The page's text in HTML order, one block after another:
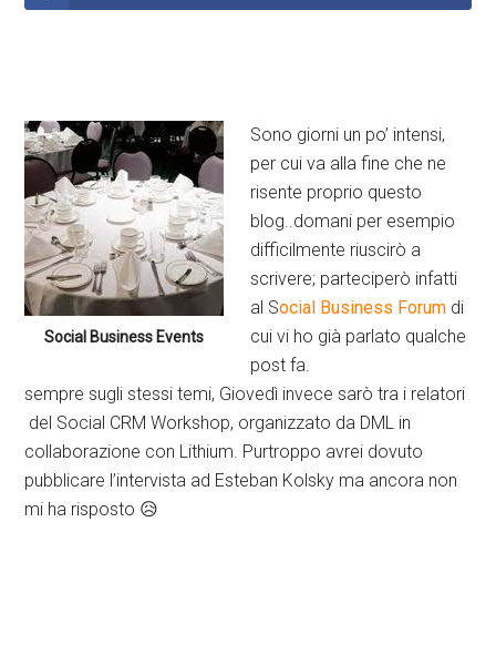
Social Business Events
Sono giorni un po’ intensi,
per cui va alla fine che ne
risente proprio questo
blog..domani per esempio
difficilmente riuscirò a
scrivere; parteciperò infatti
al Social Business Forum di
cui vi ho già parlato qualche
post fa.
sempre sugli stessi temi, Giovedì invece sarò tra i relatori
del Social CRM Workshop, organizzato da DML in
collaborazione con Lithium. Purtroppo avrei dovuto
pubblicare l’intervista ad Esteban Kolsky ma ancora non
mi ha risposto 😥